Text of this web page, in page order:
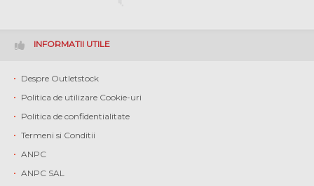
INFORMATII UTILE
Despre Outletstock
Politica de utilizare Cookie-uri
Politica de confidentialitate
Termeni si Conditii
ANPC
ANPC SAL